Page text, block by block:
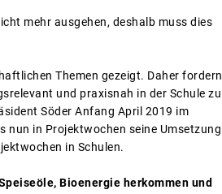
mehr ausgehen, deshalb muss dies
Themen gezeigt. Daher fordern
und praxisnah in der Schule zu
Söder Anfang April 2019 im
nun in Projektwochen seine Umsetzung
in Schulen.
Bioenergie herkommen und